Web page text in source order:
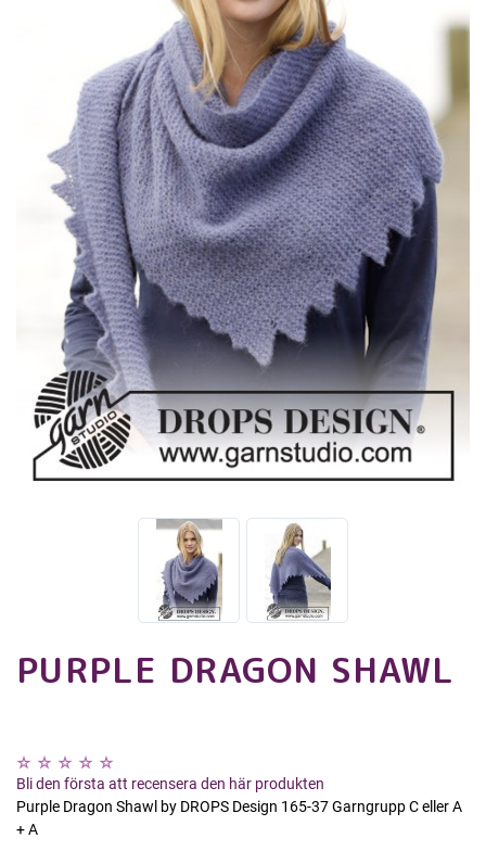
PURPLE DRAGON SHAWL
Bli den första att recensera den här produkten
Purple Dragon Shawl by DROPS Design 165-37 Garngrupp C eller A
+ A